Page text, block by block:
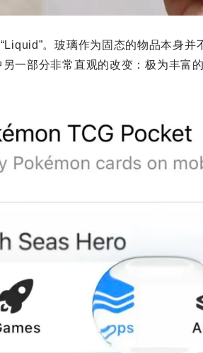
。玻璃作为固态的物品本身并
一部分非常直观的改变：极为丰富的